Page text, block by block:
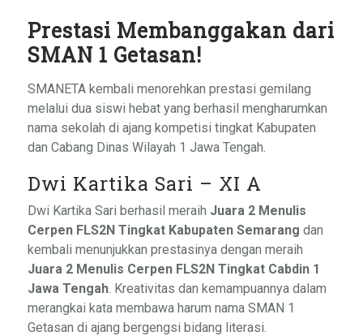
Prestasi Membanggakan dari
SMAN 1 Getasan!
SMANETA kembali menorehkan prestasi gemilang
melalui dua siswi hebat yang berhasil mengharumkan
nama sekolah di ajang kompetisi tingkat Kabupaten
dan Cabang Dinas Wilayah 1 Jawa Tengah.
Dwi Kartika Sari – XI A
Dwi Kartika Sari berhasil meraih Juara 2 Menulis
Cerpen FLS2N Tingkat Kabupaten Semarang dan
kembali menunjukkan prestasinya dengan meraih
Juara 2 Menulis Cerpen FLS2N Tingkat Cabdin 1
Jawa Tengah. Kreativitas dan kemampuannya dalam
merangkai kata membawa harum nama SMAN 1
Getasan di ajang bergengsi bidang literasi.